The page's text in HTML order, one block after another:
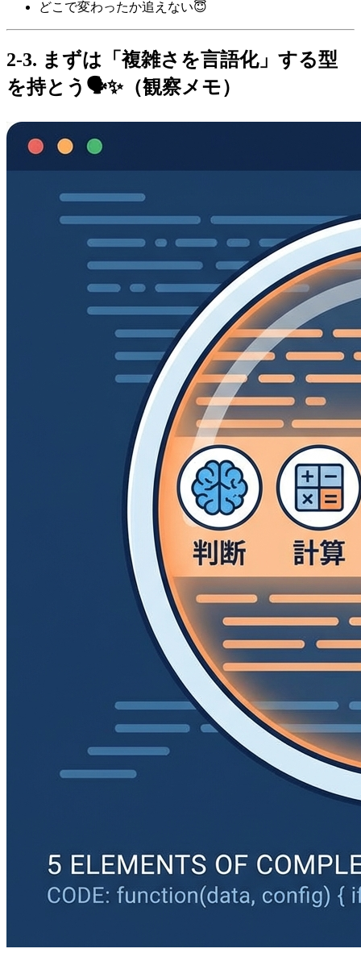
どこで変わったか追えない😇
2-3. まずは「複雑さを言語化」する型
を持とう🗣️✨（観察メモ）